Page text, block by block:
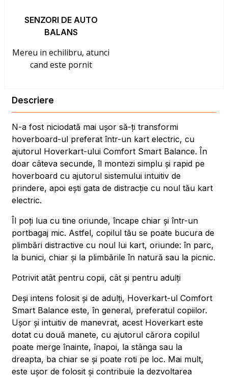
SENZORI DE AUTO
BALANS
Mereu in echilibru, atunci
cand este pornit
Descriere
N-a fost niciodată mai ușor să-ți transformi
hoverboard-ul preferat într-un kart electric, cu
ajutorul Hoverkart-ului Comfort Smart Balance. În
doar câteva secunde, îl montezi simplu și rapid pe
hoverboard cu ajutorul sistemului intuitiv de
prindere, apoi ești gata de distracție cu noul tău kart
electric.
Îl poți lua cu tine oriunde, încape chiar și într-un
portbagaj mic. Astfel, copilul tău se poate bucura de
plimbări distractive cu noul lui kart, oriunde: în parc,
la bunici, chiar și la plimbările în natură sau la picnic.
Potrivit atât pentru copii, cât și pentru adulți
Deși intens folosit și de adulți, Hoverkart-ul Comfort
Smart Balance este, în general, preferatul copiilor.
Ușor și intuitiv de manevrat, acest Hoverkart este
dotat cu două manete, cu ajutorul cărora copilul
poate merge înainte, înapoi, la stânga sau la
dreapta, ba chiar se și poate roti pe loc. Mai mult,
este ușor de folosit și contribuie la dezvoltarea